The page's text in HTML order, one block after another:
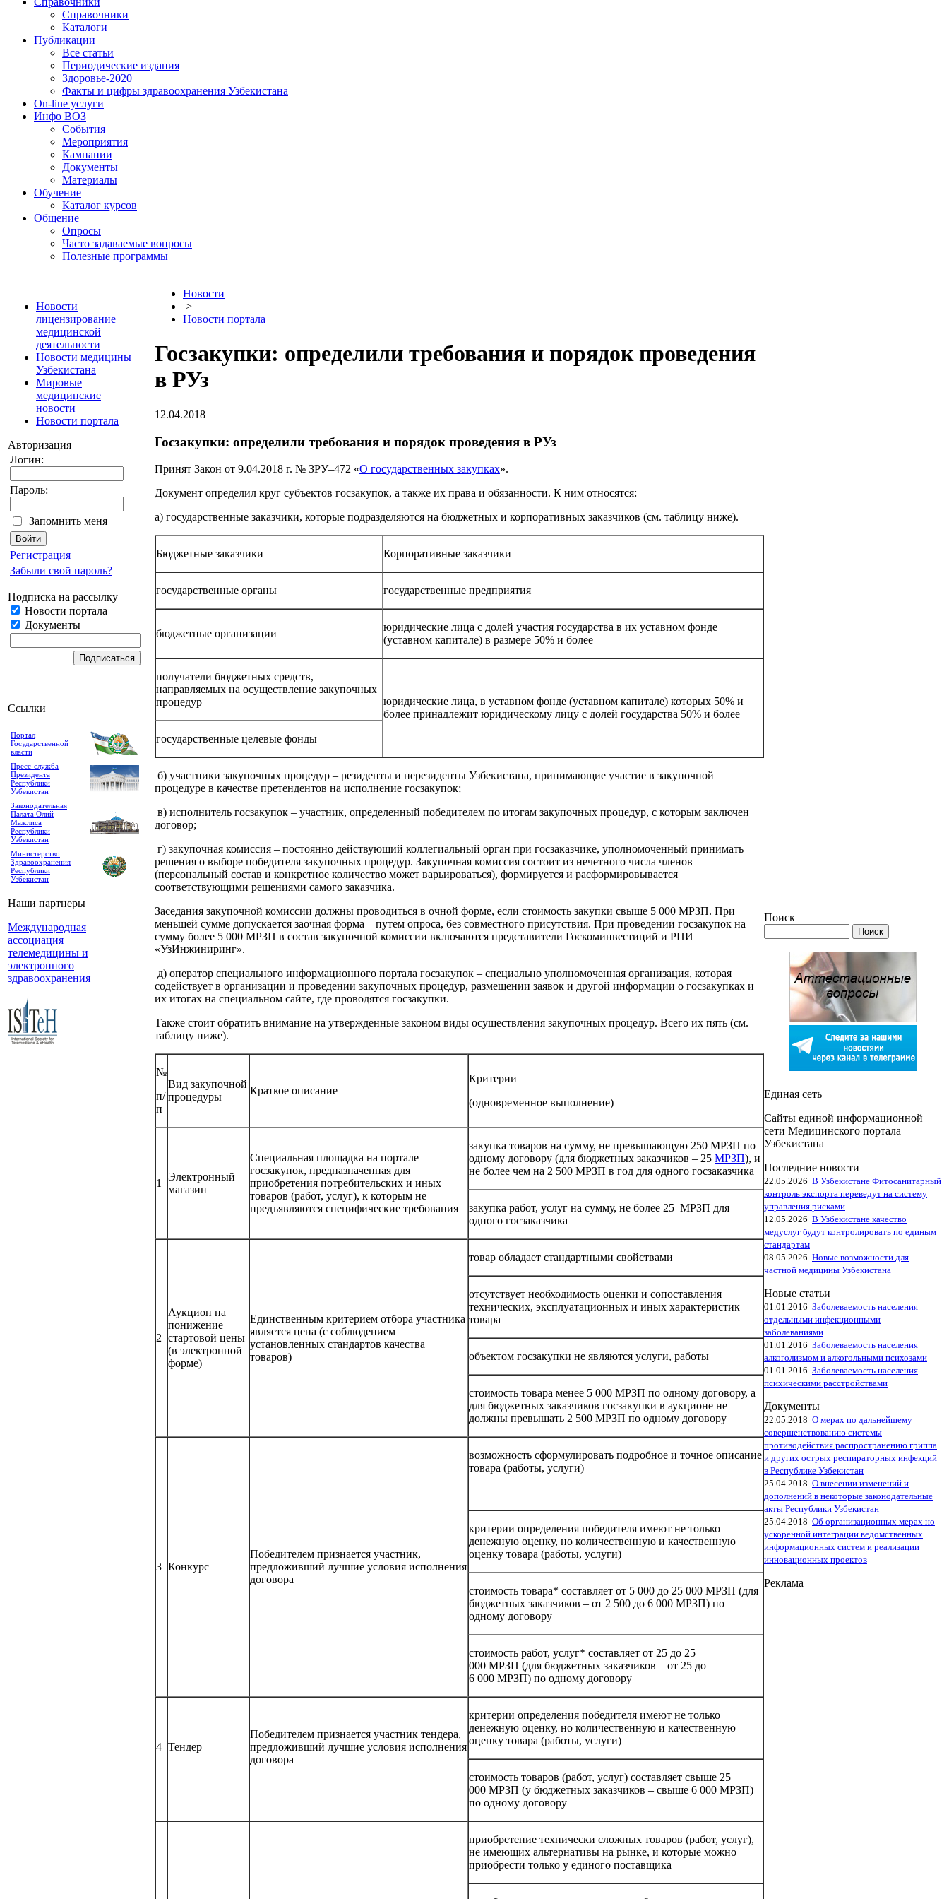
Справочники
Каталоги
Публикации
Все статьи
Периодические издания
Здоровье-2020
Факты и цифры здравоохранения Узбекистана
On-line услуги
Инфо ВОЗ
События
Мероприятия
Кампании
Документы
Материалы
Обучение
Каталог курсов
Общение
Опросы
Часто задаваемые вопросы
Полезные программы
Новости
лицензирование
медицинской
деятельности
Новости медицины
Узбекистана
Мировые
медицинские
новости
Новости портала
Авторизация
Логин:
Пароль:
Запомнить меня
Регистрация
Забыли свой пароль?
Подписка на рассылку
Новости портала
Документы
Ссылки
Портал
Государственной
власти
Пресс-служба
Президента
Республики
Узбекистан
Законодательная
Палата Олий
Мажлиса
Республики
Узбекистан
Министерство
Здравоохранения
Республики
Узбекистан
Наши партнеры
Международная
ассоциация
телемедицины и
электронного
здравоохранения
Новости
>
Новости портала
Госзакупки: определили требования и порядок проведения
в РУз
12.04.2018
Госзакупки: определили требования и порядок проведения в РУз
Принят Закон от 9.04.2018 г. № ЗРУ–472 «О государственных закупках».
Документ определил круг субъектов госзакупок, а также их права и обязанности. К ним относятся:
а) государственные заказчики, которые подразделяются на бюджетных и корпоративных заказчиков (см. таблицу ниже).
Бюджетные заказчики Корпоративные заказчики
государственные органы государственные предприятия
бюджетные организации
юридические лица с долей участия государства в их уставном фонде
(уставном капитале) в размере 50% и более
получатели бюджетных средств,
направляемых на осуществление закупочных
процедур
юридические лица, в уставном фонде (уставном капитале) которых 50% и
более принадлежит юридическому лицу с долей государства 50% и более
государственные целевые фонды
б) участники закупочных процедур – резиденты и нерезиденты Узбекистана, принимающие участие в закупочной
процедуре в качестве претендентов на исполнение госзакупок;
в) исполнитель госзакупок – участник, определенный победителем по итогам закупочных процедур, с которым заключен
договор;
г) закупочная комиссия – постоянно действующий коллегиальный орган при госзаказчике, уполномоченный принимать
решения о выборе победителя закупочных процедур. Закупочная комиссия состоит из нечетного числа членов
(персональный состав и конкретное количество может варьироваться), формируется и расформировывается
соответствующими решениями самого заказчика.
Заседания закупочной комиссии должны проводиться в очной форме, если стоимость закупки свыше 5 000 МРЗП. При
меньшей сумме допускается заочная форма – путем опроса, без совместного присутствия. При проведении госзакупок на
сумму более 5 000 МРЗП в состав закупочной комиссии включаются представители Госкоминвестиций и РПИ
«УзИнжиниринг».
д) оператор специального информационного портала госзакупок – специально уполномоченная организация, которая
содействует в организации и проведении закупочных процедур, размещении заявок и другой информации о госзакупках и
их итогах на специальном сайте, где проводятся госзакупки.
Также стоит обратить внимание на утвержденные законом виды осуществления закупочных процедур. Всего их пять (см.
таблицу ниже).
№
п/
п
Вид закупочной
процедуры
Краткое описание
Критерии
(одновременное выполнение)
1
Электронный
магазин
Специальная площадка на портале
госзакупок, предназначенная для
приобретения потребительских и иных
товаров (работ, услуг), к которым не
предъявляются специфические требования
закупка товаров на сумму, не превышающую 250 МРЗП по
одному договору (для бюджетных заказчиков – 25 МРЗП), и
не более чем на 2 500 МРЗП в год для одного госзаказчика
закупка работ, услуг на сумму, не более 25 МРЗП для
одного госзаказчика
2
Аукцион на
понижение
стартовой цены
(в электронной
форме)
Единственным критерием отбора участника
является цена (с соблюдением
установленных стандартов качества
товаров)
товар обладает стандартными свойствами
отсутствует необходимость оценки и сопоставления
технических, эксплуатационных и иных характеристик
товара
объектом госзакупки не являются услуги, работы
стоимость товара менее 5 000 МРЗП по одному договору, а
для бюджетных заказчиков госзакупки в аукционе не
должны превышать 2 500 МРЗП по одному договору
3 Конкурс
Победителем признается участник,
предложивший лучшие условия исполнения
договора
возможность сформулировать подробное и точное описание
товара (работы, услуги)
критерии определения победителя имеют не только
денежную оценку, но количественную и качественную
оценку товара (работы, услуги)
стоимость товара* составляет от 5 000 до 25 000 МРЗП (для
бюджетных заказчиков – от 2 500 до 6 000 МРЗП) по
одному договору
стоимость работ, услуг* составляет от 25 до 25
000 МРЗП (для бюджетных заказчиков – от 25 до
6 000 МРЗП) по одному договору
4 Тендер
Победителем признается участник тендера,
предложивший лучшие условия исполнения
договора
критерии определения победителя имеют не только
денежную оценку, но количественную и качественную
оценку товара (работы, услуги)
стоимость товаров (работ, услуг) составляет свыше 25
000 МРЗП (у бюджетных заказчиков – свыше 6 000 МРЗП)
по одному договору
приобретение технически сложных товаров (работ, услуг),
не имеющих альтернативы на рынке, и которые можно
приобрести только у единого поставщика
Поиск
Единая сеть
Сайты единой информационной
сети Медицинского портала
Узбекистана
Последние новости
22.05.2026 В Узбекистане Фитосанитарный
контроль экспорта переведут на систему
управления рисками
12.05.2026 В Узбекистане качество
медуслуг будут контролировать по единым
стандартам
08.05.2026 Новые возможности для
частной медицины Узбекистана
Новые статьи
01.01.2016 Заболеваемость населения
отдельными инфекционными
заболеваниями
01.01.2016 Заболеваемость населения
алкоголизмом и алкогольными психозами
01.01.2016 Заболеваемость населения
психическими расстройствами
Документы
22.05.2018 О мерах по дальнейшему
совершенствованию системы
противодействия распространению гриппа
и других острых респираторных инфекций
в Республике Узбекистан
25.04.2018 О внесении изменений и
дополнений в некоторые законодательные
акты Республики Узбекистан
25.04.2018 Об организационных мерах но
ускоренной интеграции ведомственных
информационных систем и реализации
инновационных проектов
Реклама